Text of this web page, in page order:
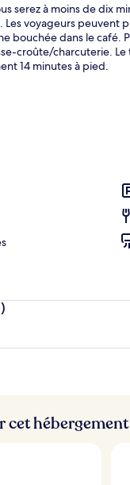
serez à moins de dix
voyageurs peuvent
bouchée dans le café.
croûte/charcuterie.
14 minutes à pied.
cet hébergement